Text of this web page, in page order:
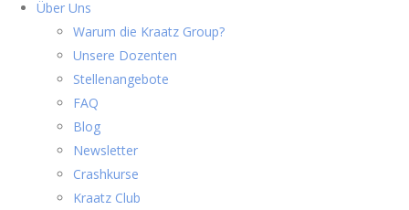
Über Uns
Warum die Kraatz Group?
Unsere Dozenten
Stellenangebote
FAQ
Blog
Newsletter
Crashkurse
Kraatz Club